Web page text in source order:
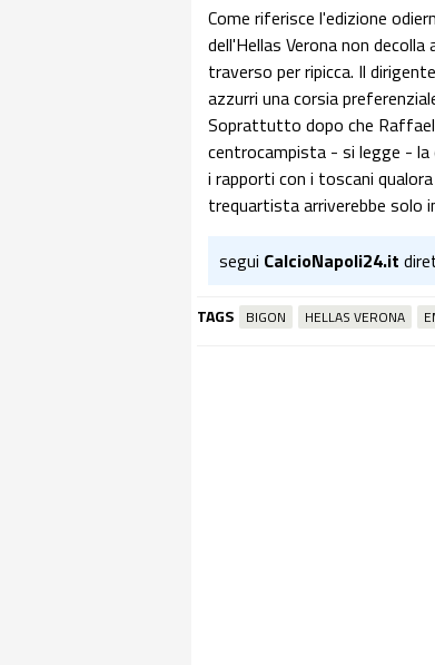
Come riferisce l'edizione
dell'Hellas Verona non
traverso per ripicca. Il
azzurri una corsia
Soprattutto dopo che
centrocampista - si legge - la
i rapporti con i toscani
trequartista arriverebbe solo
segui CalcioNapoli24.it
TAGS BIGON HELLAS VERONA